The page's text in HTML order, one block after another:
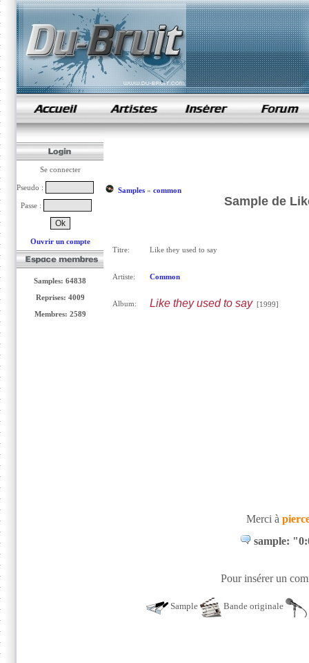
samples de rap
Se connecter
Pseudo :
Passe :
Ouvrir un compte
Samples: 64838
Reprises: 4009
Membres: 2589
Samples» common
Sample de
Titre: Like they used to say
Artiste: Common
Album: Like they used to say[1999]
Merci à
sample:
Pour insérer un
Sample Bande originale